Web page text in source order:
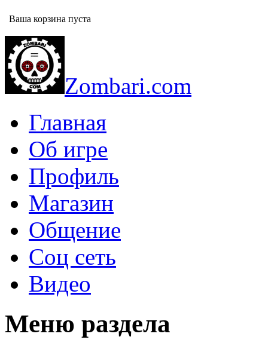
Ваша корзина пуста
Zombari.com
Главная
Об игре
Профиль
Магазин
Общение
Соц сеть
Видео
Меню раздела